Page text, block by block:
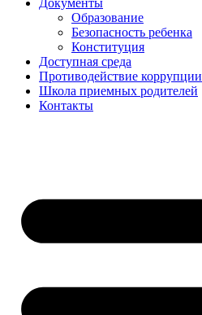
Образование
Безопасность ребенка
Конституция
Доступная среда
Противодействие коррупции
Школа приемных родителей
Контакты